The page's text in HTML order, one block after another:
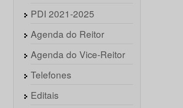
PDI 2021-2025
Agenda do Reitor
Agenda do Vice-Reitor
Telefones
Editais